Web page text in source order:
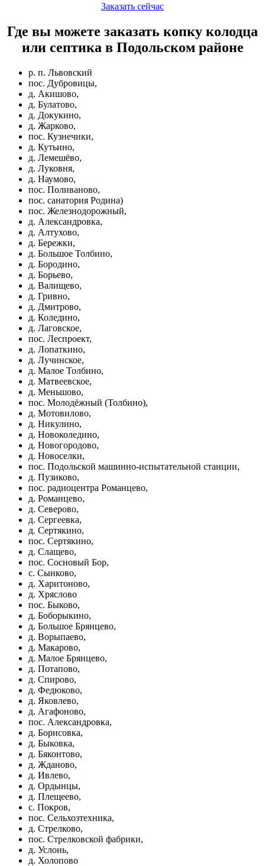
Заказать сейчас
Где вы можете заказать копку колодца
или септика в Подольском районе
р. п. Львовский
пос. Дубровицы,
д. Акишово,
д. Булатово,
д. Докукино,
д. Жарково,
пос. Кузнечики,
д. Кутьино,
д. Лемешёво,
д. Луковня,
д. Наумово,
пос. Поливаново,
пос. санатория Родина)
пос. Железнодорожный,
д. Александровка,
д. Алтухово,
д. Бережки,
д. Большое Толбино,
д. Бородино,
д. Борьево,
д. Валищево,
д. Гривно,
д. Дмитрово,
д. Коледино,
д. Лаговское,
пос. Леспроект,
д. Лопаткино,
д. Лучинское,
д. Малое Толбино,
д. Матвеевское,
д. Меньшово,
пос. Молодёжный (Толбино),
д. Мотовилово,
д. Никулино,
д. Новоколедино,
д. Новогородово,
д. Новоселки,
пос. Подольской машинно-испытательной станции,
д. Пузиково,
пос. радиоцентра Романцево,
д. Романцево,
д. Северово,
д. Сергеевка,
д. Сертякино,
пос. Сертякино,
д. Слащево,
пос. Сосновый Бор,
с. Сынково,
д. Харитоново,
д. Хряслово
пос. Быково,
д. Боборыкино,
д. Большое Брянцево,
д. Ворыпаево,
д. Макарово,
д. Малое Брянцево,
д. Потапово,
д. Спирово,
д. Федюково,
д. Яковлево,
д. Агафоново,
пос. Александровка,
д. Борисовка,
д. Быковка,
д. Бяконтово,
д. Жданово,
д. Ивлево,
д. Ордынцы,
д. Плещеево,
с. Покров,
пос. Сельхозтехника,
д. Стрелково,
пос. Стрелковской фабрики,
д. Услонь,
д. Холопово